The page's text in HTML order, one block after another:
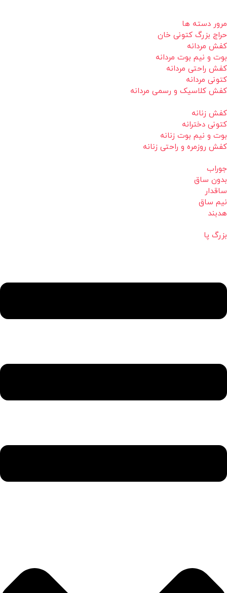
مرور دسته ها
حراج بزرگ کتونی خان
کفش مردانه
بوت و نیم بوت مردانه
کفش راحتی مردانه
کتونی مردانه
کفش کلاسیک و رسمی مردانه
کفش زنانه
کتونی دخترانه
بوت و نیم بوت زنانه
کفش روزمره و راحتی زنانه
جوراب
بدون ساق
ساقدار
نیم ساق
هدبند
بزرگ پا